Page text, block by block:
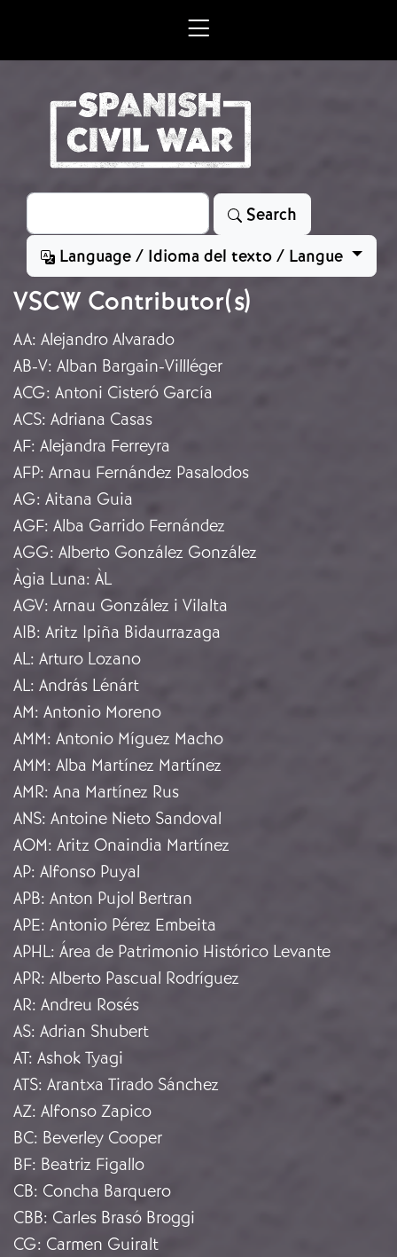
Search
Search
Language / Idioma del texto / Langue
VSCW Contributor(s)
AA: Alejandro Alvarado
AB-V: Alban Bargain-Villléger
ACG: Antoni Cisteró García
ACS: Adriana Casas
AF: Alejandra Ferreyra
AFP: Arnau Fernández Pasalodos
AG: Aitana Guia
AGF: Alba Garrido Fernández
AGG: Alberto González González
Àgia Luna: ÀL
AGV: Arnau González i Vilalta
AIB: Aritz Ipiña Bidaurrazaga
AL: Arturo Lozano
AL: András Lénárt
AM: Antonio Moreno
AMM: Antonio Míguez Macho
AMM: Alba Martínez Martínez
AMR: Ana Martínez Rus
ANS: Antoine Nieto Sandoval
AOM: Aritz Onaindia Martínez
AP: Alfonso Puyal
APB: Anton Pujol Bertran
APE: Antonio Pérez Embeita
APHL: Área de Patrimonio Histórico Levante
APR: Alberto Pascual Rodríguez
AR: Andreu Rosés
AS: Adrian Shubert
AT: Ashok Tyagi
ATS: Arantxa Tirado Sánchez
AZ: Alfonso Zapico
BC: Beverley Cooper
BF: Beatriz Figallo
CB: Concha Barquero
CBB: Carles Brasó Broggi
CG: Carmen Guiralt